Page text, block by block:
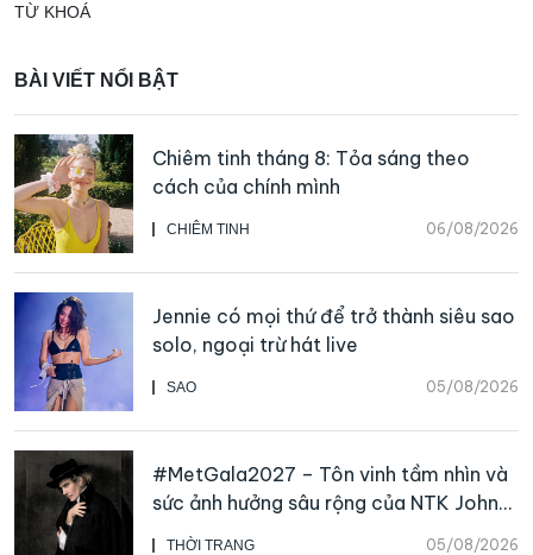
TỪ KHOÁ
BÀI VIẾT NỔI BẬT
CHIÊM TINH 06/08/2026
Chiêm tinh tháng 8: Tỏa sáng theo
cách của chính mình
SAO 05/08/2026
Jennie có mọi thứ để trở thành siêu sao
solo, ngoại trừ hát live
THỜI TRANG 05/08/2026
#MetGala2027 – Tôn vinh tầm nhìn và
sức ảnh hưởng sâu rộng của NTK John
Galliano